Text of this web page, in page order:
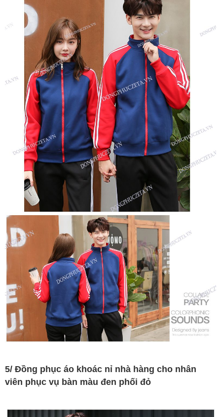
5/ Đồng phục áo khoác nỉ nhà hàng cho nhân
viên phục vụ bàn màu đen phối đỏ